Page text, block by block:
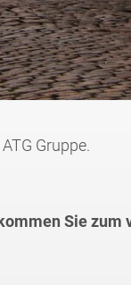
Gruppe.
Sie